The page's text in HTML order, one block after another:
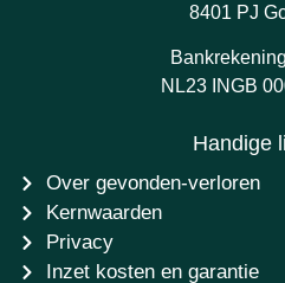
8401 PJ
NL23 INGB
Handige
Over gevonden-verloren
Kernwaarden
Privacy
Inzet kosten en garantie